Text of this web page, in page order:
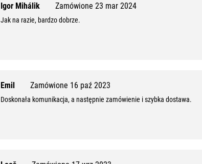
Igor Mihálik Zamówione 23 mar 2024
Jak na razie, bardzo dobrze.
Emil Zamówione 16 paź 2023
Doskonała komunikacja, a następnie zamówienie i szybka dostawa.